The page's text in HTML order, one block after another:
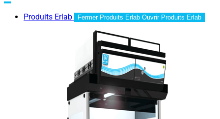
Produits Erlab Fermer Produits Erlab Ouvrir Produits Erlab